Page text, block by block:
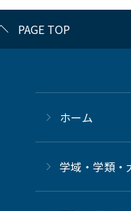
PAGE TOP
ホーム
学域・学類・